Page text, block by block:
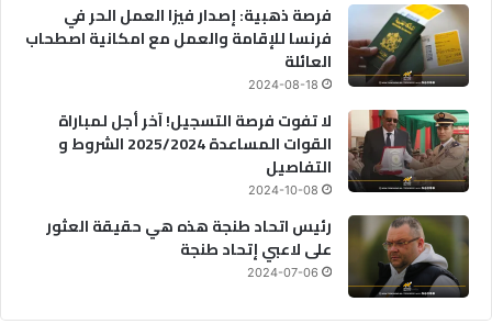
فرصة ذهبية: إصدار فيزا العمل الحر في
فرنسا للإقامة والعمل مع امكانية اصطحاب
العائلة
2024-08-18
لا تفوت فرصة التسجيل! آخر أجل لمباراة
القوات المساعدة 2025/2024 الشروط و
التفاصيل
2024-10-08
رئيس اتحاد طنجة هذه هي حقيقة العثور
على لاعبي إتحاد طنجة
2024-07-06